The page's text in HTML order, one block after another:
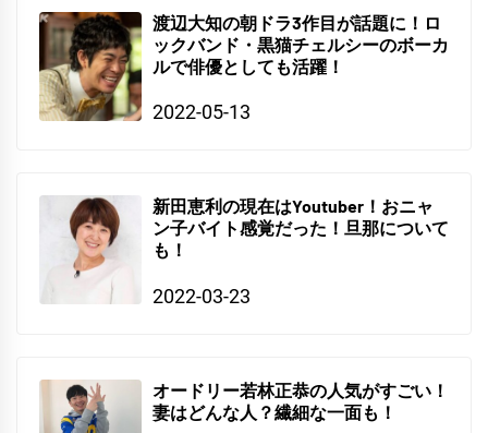
渡辺大知の朝ドラ3作目が話題に！ロ
ックバンド・黒猫チェルシーのボーカ
ルで俳優としても活躍！
2022-05-13
新田恵利の現在はYoutuber！おニャ
ン子バイト感覚だった！旦那について
も！
2022-03-23
オードリー若林正恭の人気がすごい！
妻はどんな人？繊細な一面も！